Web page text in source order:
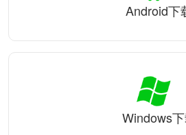
Android下
Windows